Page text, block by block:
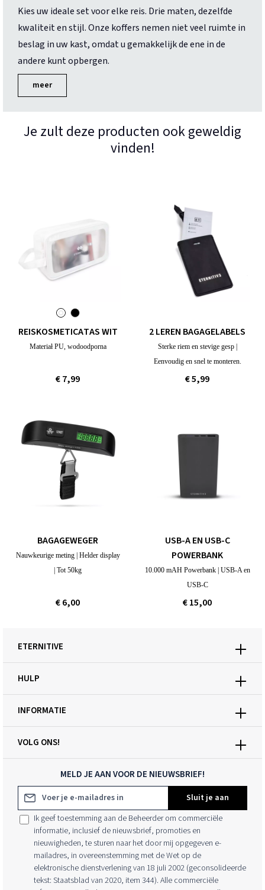
Kies uw ideale set voor elke reis. Drie maten, dezelfde
kwaliteit en stijl. Onze koffers nemen niet veel ruimte in
beslag in uw kast, omdat u gemakkelijk de ene in de
andere kunt opbergen.
meer
Je zult deze producten ook geweldig
vinden!
REISKOSMETICATAS WIT
Materiał PU, wodoodporna
€ 7,99
2 LEREN BAGAGELABELS
Sterke riem en stevige gesp |
Eenvoudig en snel te monteren.
€ 5,99
BAGAGEWEGER
Nauwkeurige meting | Helder display
| Tot 50kg
€ 6,00
USB-A EN USB-C
POWERBANK
10.000 mAH Powerbank | USB-A en
USB-C
€ 15,00
MELD JE AAN VOOR DE NIEUWSBRIEF!
E-mailadres*
Sluit je aan
Ik geef toestemming aan de Beheerder om commerciële
informatie, inclusief de nieuwsbrief, promoties en
nieuwigheden, te sturen naar het door mij opgegeven e-
mailadres, in overeenstemming met de Wet op de
elektronische dienstverlening van 18 juli 2002 (geconsolideerde
tekst: Staatsblad van 2020, item 344). Alle commerciële
VOLG ONS!
ETERNITIVE
HULP
INFORMATIE